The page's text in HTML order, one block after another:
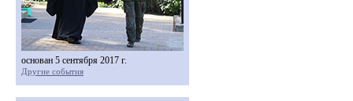
основан 5 сентября 2017 г.
Другие события